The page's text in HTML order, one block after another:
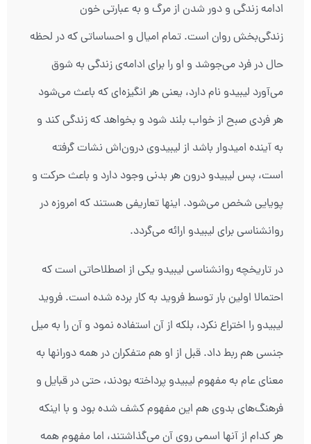
ادامه زندگی و دور شدن از مرگ و به عبارتی خون
زندگی‌بخش روان است. تمام امیال و احساساتی که در لحظه
حال در فرد می‌جوشد و او را برای ادامه‌ی زندگی به شوق
می‌آورد لیبیدو نام دارد، یعنی هر انگیزه‌ای که باعث می‌شود
هر فردی صبح از خواب بلند ‌شود و بخواهد که زندگی کند و
به آینده امیدوار باشد از لیبیدوی درون‌اش نشات گرفته
است، پس لیبیدو درون هر بدنی وجود دارد و باعث حرکت و
پویایی شخص می‌شود. اینها تعاریفی هستند که امروزه در
روانشناسی برای لیبیدو ارائه می‌گردد.
در تاریخچه روانشناسی لیبیدو یکی از اصطلاحاتی است که
احتمالا اولین بار توسط فروید به کار برده شده است. فروید
لیبیدو را اختراع نکرد، بلکه از آن استفاده نمود و آن را به میل
جنسی هم ربط داد. قبل از او هم متفکران در همه دورانها به
معنای عام به مفهوم لیبیدو پرداخته بودند، حتی در قبایل و
فرهنگ‌های بدوی هم این مفهوم کشف شده بود و با اینکه
هر کدام از آنها اسمی روی آن می‌گذاشتند، اما مفهوم همه